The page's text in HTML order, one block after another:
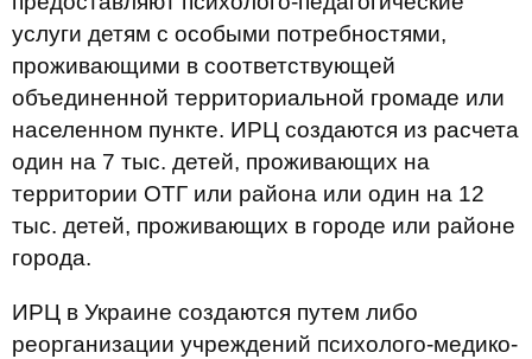
услуги детям с особыми потребностями,
проживающими в соответствующей
объединенной территориальной громаде или
населенном пункте. ИРЦ создаются из расчета
один на 7 тыс. детей, проживающих на
территории ОТГ или района или один на 12
тыс. детей, проживающих в городе или районе
города.
ИРЦ в Украине создаются путем либо
реорганизации учреждений психолого-медико-